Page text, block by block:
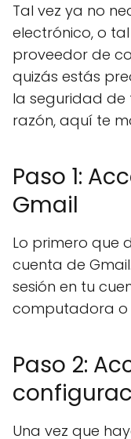
Tal vez ya no
electrónico, o
proveedor de
quizás estás
la seguridad de
razón, aquí te
Paso 1:
Gmail
Lo primero que
cuenta de
sesión en tu
computadora o
Paso 2:
Una vez que